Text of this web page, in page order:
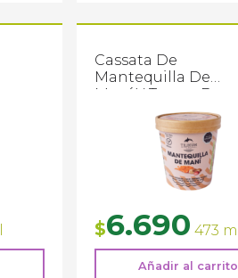
Cassata De
Mantequilla De
Maní Y Trozos De
Barra De Maní
$6.690 473 ml
Añadir al carrito